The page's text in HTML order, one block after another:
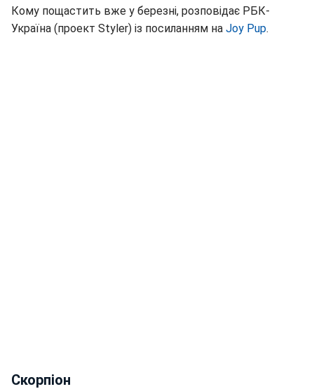
Кому пощастить вже у березні, розповідає РБК-
Україна (проект Styler) із посиланням на Joy Pup.
Скорпіон